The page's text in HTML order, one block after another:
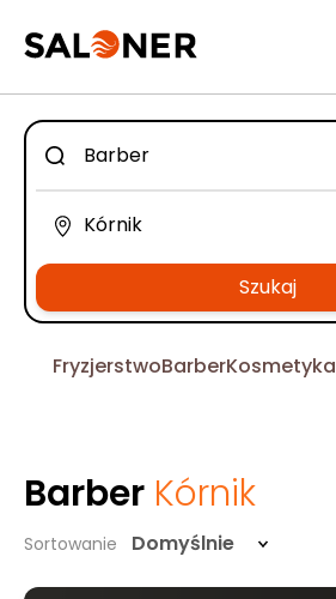
Szukaj
FryzjerstwoBarberKosmetyka
Barber Kórnik
Sortowanie Domyślnie